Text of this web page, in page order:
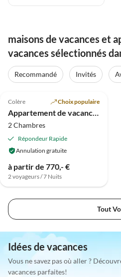
maisons de vacances et
vacances sélectionnés
Recommandé Invités
Colère Choix populaire
Appartement de vacances Maison de campagne Fürberger 1
2 Chambres
Répondeur Rapide
Annulation gratuite
à partir de 770,- €
2 voyageurs / 7 Nuits
Tout
Idées de vacances
Vous ne savez pas où aller ?
vacances parfaites!